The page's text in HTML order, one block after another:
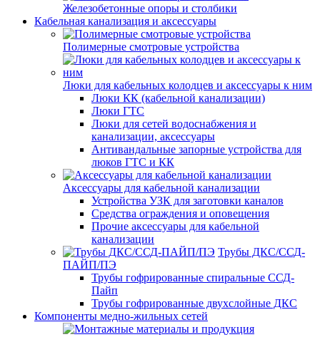
Железобетонные опоры и столбики
Кабельная канализация и аксессуары
Полимерные смотровые устройства
Люки для кабельных колодцев и аксессуары к ним
Люки КК (кабельной канализации)
Люки ГТС
Люки для сетей водоснабжения и
канализации, аксессуары
Антивандальные запорные устройства для
люков ГТС и КК
Аксессуары для кабельной канализации
Устройства УЗК для заготовки каналов
Средства ограждения и оповещения
Прочие аксессуары для кабельной
канализации
Трубы ДКС/ССД-
ПАЙП/ПЭ
Трубы гофрированные спиральные ССД-
Пайп
Трубы гофрированные двухслойные ДКС
Компоненты медно-жильных сетей